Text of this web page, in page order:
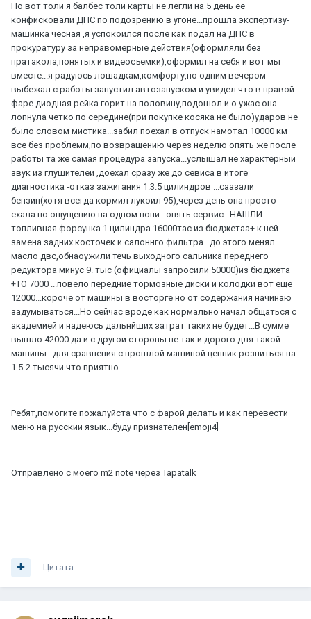
Но вот толи я балбес толи карты не легли на 5 день ее
конфисковали ДПС по подозрению в угоне...прошла экспертизу-
машинка чесная ,я успокоился после как подал на ДПС в
прокуратуру за неправомерные действия(оформляли без
пратакола,понятых и видеосъемки),оформил на себя и вот мы
вместе...я радуюсь лошадкам,комфорту,но одним вечером
выбежал с работы запустил автозапуском и увидел что в правой
фаре диодная рейка горит на половину,подошол и о ужас она
лопнула четко по середине(при покупке косяка не было)ударов не
было словом мистика...забил поехал в отпуск намотал 10000 км
все без проблемм,по возвращению через неделю опять же после
работы та же самая процедура запуска...услышал не характерный
звук из глушителей ,доехал сразу же до севиса в итоге
диагностика -отказ зажигания 1.3.5 цилиндров ...саазали
бензин(хотя всегда кормил лукоил 95),через день она просто
ехала по ощущению на одном пони...опять сервис...НАШЛИ
топливная форсунка 1 цилиндра 16000тас из бюджетаа+ к ней
замена задних косточек и салоннго фильтра...до этого менял
масло двс,обнаоужили течь выходного сальника переднего
редуктора минус 9. тыс (официалы запросили 50000)из бюджета
+ТО 7000 ...повело передние тормозные диски и колодки вот еще
12000...короче от машины в восторге но от содержания начинаю
задумываться...Но сейчас вроде как нормально начал общаться с
академией и надеюсь дальнйших затрат таких не будет...В сумме
вышло 42000 да и с другои стороны не так и дорого для такой
машины...для сравнения с прошлой машиной ценник розниться на
1.5-2 тысячи что приятно
Ребят,помогите пожалуйста что с фарой делать и как перевести
меню на русский язык...буду признателен[emoji4]
Отправлено с моего m2 note через Tapatalk
Цитата